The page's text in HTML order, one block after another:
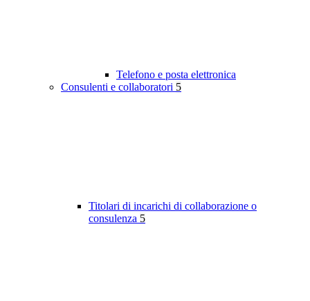
Telefono e posta elettronica
Consulenti e collaboratori 5
Titolari di incarichi di collaborazione o
consulenza 5